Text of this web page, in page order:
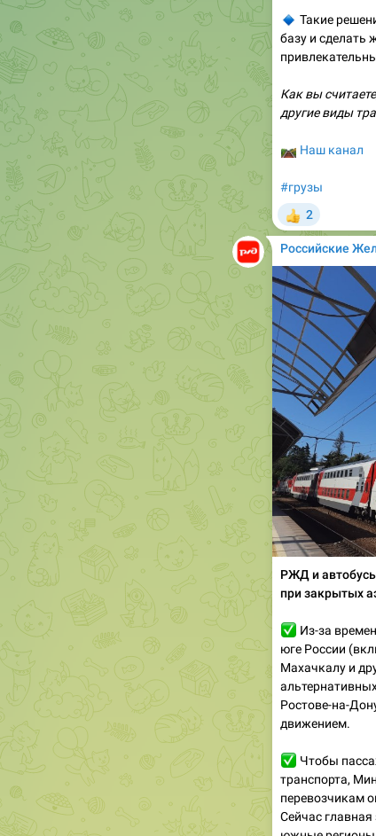
🔹Такие
базу и сделать
Как вы
другие виды
🛤Наш канал
#грузы
👍
2
Российские
РЖД и
при закрытых
✅Из-за
юге России
Махачкалу и
Ростове-на-
движением.
✅Чтобы
транспорта,
перевозчикам
Сейчас